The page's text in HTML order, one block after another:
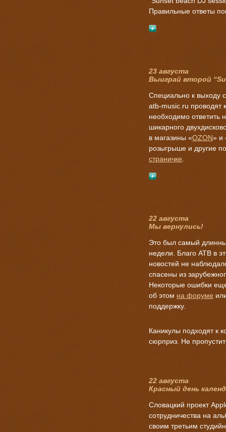
Правильные ответы
23 августа
Выиграй второй
Специально к выходу
atb-music.ru проводят
необходимо ответить
шикарного
в магазины «OZON» и
розыгрыше и другие
страничке
22 августа
Мы вернулись!
Это был самый
недели. Благо ATB в
новостей не
спасены из
Некоторые ошибки еще
об этом на форуме
поддержку.
Каникулы подходят к
сюрприз. Не
22 августа
Красный день
Словацкий проект
сотрудничества на
своим третьим